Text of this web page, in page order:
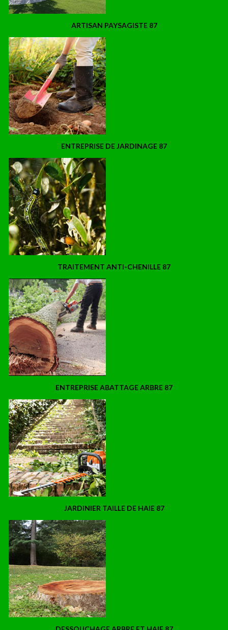
ARTISAN PAYSAGISTE 87
ENTREPRISE DE JARDINAGE 87
TRAITEMENT ANTI-CHENILLE 87
ENTREPRISE ABATTAGE ARBRE 87
JARDINIER TAILLE DE HAIE 87